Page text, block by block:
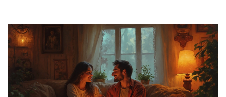
správny salón pre vás a vášho partnera.